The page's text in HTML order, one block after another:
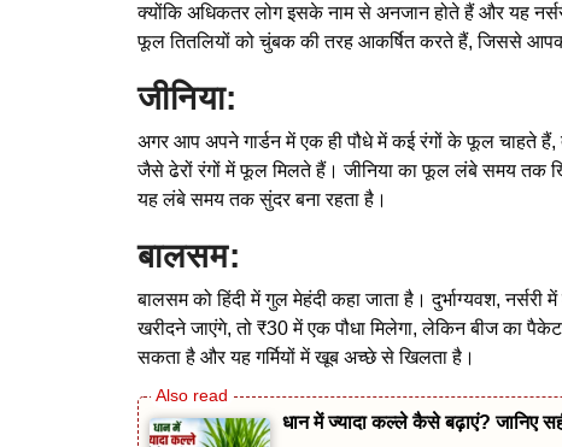
क्योंकि अधिकतर लोग इसके नाम से अनजान होते हैं और यह
फूल तितलियों को चुंबक की तरह आकर्षित करते हैं, जिससे
जीनिया:
अगर आप अपने गार्डन में एक ही पौधे में कई रंगों के फूल चाहते हैं,
जैसे ढेरों रंगों में फूल मिलते हैं। जीनिया का फूल लंबे समय तक
यह लंबे समय तक सुंदर बना रहता है।
बालसम:
बालसम को हिंदी में गुल मेहंदी कहा जाता है। दुर्भाग्यवश,
खरीदने जाएंगे, तो ₹30 में एक पौधा मिलेगा, लेकिन बीज का
सकता है और यह गर्मियों में खूब अच्छे से खिलता है।
धान में ज्यादा कल्ले कैसे बढ़ाएं? जानिए